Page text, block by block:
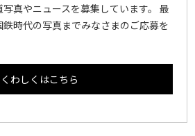
真やニュースを募集しています。 最
時代の写真までみなさまのご応募を
くわしくはこちら